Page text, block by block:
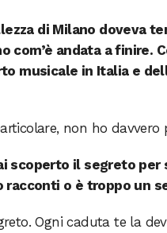
di Milano doveva
com’è andata a finire.
musicale in Italia e
non ho davvero
scoperto il segreto
racconti o è troppo un
Ogni caduta te la